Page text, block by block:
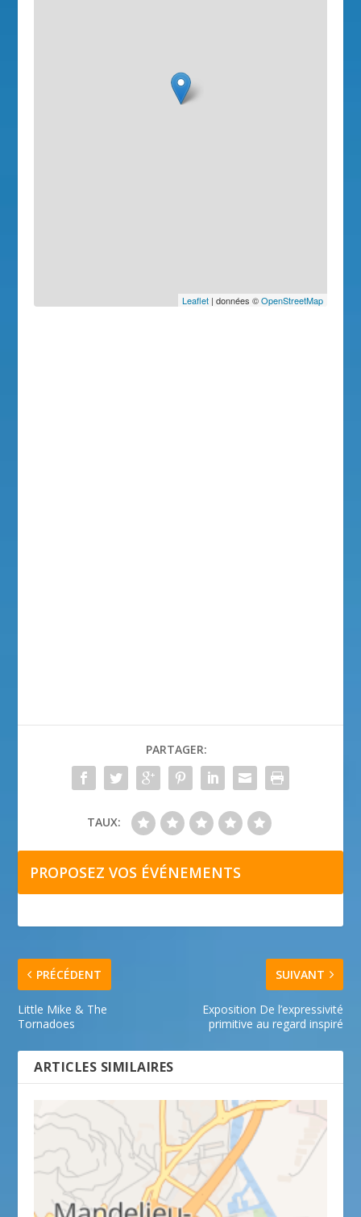
Leaflet| données ©OpenStreetMap
PARTAGER:
TAUX:
PROPOSEZ VOS ÉVÉNEMENTS
PRÉCÉDENT
Little Mike & The
Tornadoes
SUIVANT
Exposition De l’expressivité
primitive au regard inspiré
ARTICLES SIMILAIRES